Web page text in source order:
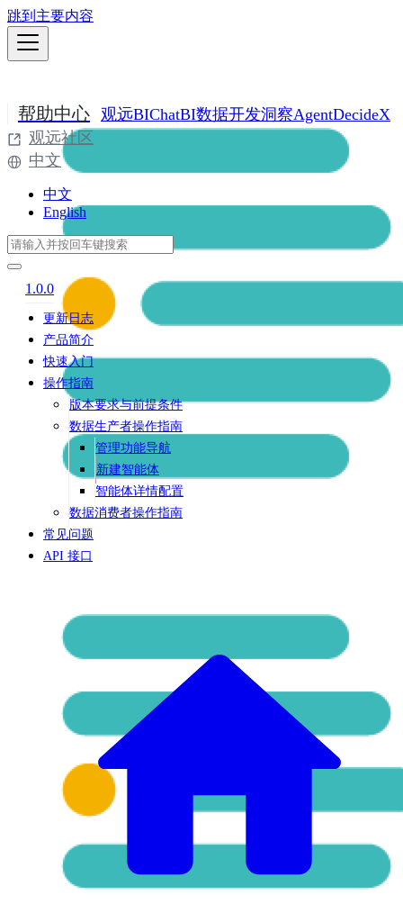
跳到主要内容
帮助中心 观远BIChatBI数据开发洞察AgentDecideX
观远社区
中文
中文
English
1.0.0
更新日志
产品简介
快速入门
操作指南
版本要求与前提条件
数据生产者操作指南
管理功能导航
新建智能体
智能体详情配置
数据消费者操作指南
常见问题
API 接口